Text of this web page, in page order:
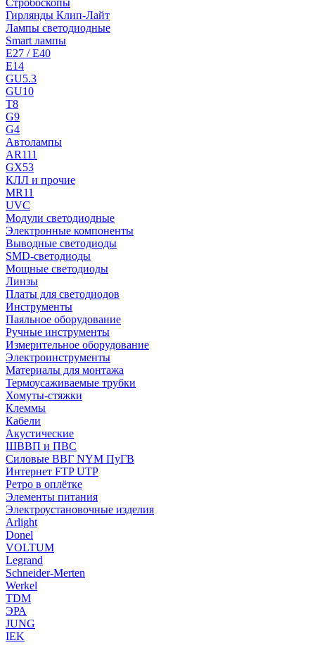
Стробоскопы
Гирлянды Клип-Лайт
Лампы светодиодные
Smart лампы
E27 / E40
E14
GU5.3
GU10
T8
G9
G4
Автолампы
AR111
GX53
КЛЛ и прочие
MR11
UVC
Модули светодиодные
Электронные компоненты
Выводные светодиоды
SMD-светодиоды
Мощные светодиоды
Линзы
Платы для светодиодов
Инструменты
Паяльное оборудование
Ручные инструменты
Измерительное оборудование
Электроинструменты
Материалы для монтажа
Термоусаживаемые трубки
Хомуты-стяжки
Клеммы
Кабели
Акустические
ШВВП и ПВС
Силовые ВВГ NYM ПуГВ
Интернет FTP UTP
Ретро в оплётке
Элементы питания
Электроустановочные изделия
Arlight
Donel
VOLTUM
Legrand
Schneider-Merten
Werkel
TDM
ЭРА
JUNG
IEK